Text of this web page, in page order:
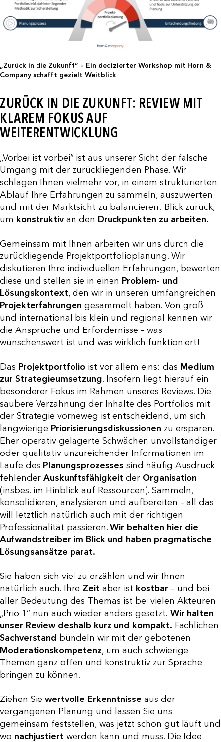
„Zurück in die Zukunft“ – Ein dedizierter Workshop mit Horn &
Company schafft gezielt Weitblick
ZURÜCK IN DIE ZUKUNFT: REVIEW MIT
KLAREM FOKUS AUF
WEITERENTWICKLUNG
„Vorbei ist vorbei“ ist aus unserer Sicht der falsche
Umgang mit der zurückliegenden Phase. Wir
schlagen Ihnen vielmehr vor, in einem strukturierten
Ablauf Ihre Erfahrungen zu sammeln, auszuwerten
und mit der Marktsicht zu balancieren: Blick zurück,
um konstruktiv an den Druckpunkten zu arbeiten.
Gemeinsam mit Ihnen arbeiten wir uns durch die
zurückliegende Projektportfolioplanung. Wir
diskutieren Ihre individuellen Erfahrungen, bewerten
diese und stellen sie in einen Problem- und
Lösungskontext, den wir in unseren umfangreichen
Projekterfahrungen gesammelt haben. Von groß
und international bis klein und regional kennen wir
die Ansprüche und Erfordernisse – was
wünschenswert ist und was wirklich funktioniert!
Das Projektportfolio ist vor allem eins: das Medium
zur Strategieumsetzung. Insofern liegt hierauf ein
besonderer Fokus im Rahmen unseres Reviews. Die
saubere Verzahnung der Inhalte des Portfolios mit
der Strategie vorneweg ist entscheidend, um sich
langwierige Priorisierungsdiskussionen zu ersparen.
Eher operativ gelagerte Schwächen unvollständiger
oder qualitativ unzureichender Informationen im
Laufe des Planungsprozesses sind häufig Ausdruck
fehlender Auskunftsfähigkeit der Organisation
(insbes. im Hinblick auf Ressourcen). Sammeln,
konsolidieren, analysieren und aufbereiten – all das
will letztlich natürlich auch mit der richtigen
Professionalität passieren. Wir behalten hier die
Aufwandstreiber im Blick und haben pragmatische
Lösungsansätze parat.
Sie haben sich viel zu erzählen und wir Ihnen
natürlich auch. Ihre Zeit aber ist kostbar – und bei
aller Bedeutung des Themas ist bei vielen Akteuren
„Prio 1“ nun auch wieder anders gesetzt. Wir halten
unser Review deshalb kurz und kompakt. Fachlichen
Sachverstand bündeln wir mit der gebotenen
Moderationskompetenz, um auch schwierige
Themen ganz offen und konstruktiv zur Sprache
bringen zu können.
Ziehen Sie wertvolle Erkenntnisse aus der
vergangenen Planung und lassen Sie uns
gemeinsam feststellen, was jetzt schon gut läuft und
wo nachjustiert werden kann und muss. Die Idee